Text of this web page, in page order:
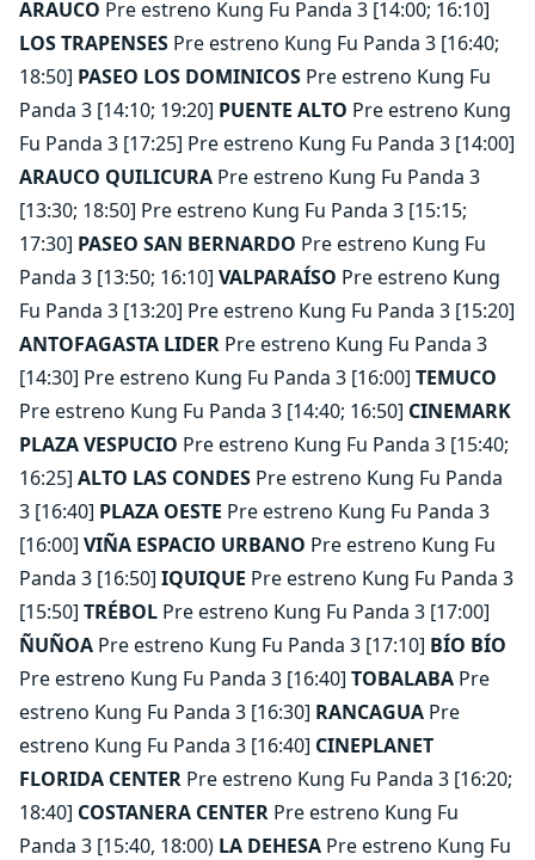
ARAUCO Pre estreno Kung Fu Panda 3 [14:00; 16:10]
LOS TRAPENSES Pre estreno Kung Fu Panda 3 [16:40;
18:50] PASEO LOS DOMINICOS Pre estreno Kung Fu
Panda 3 [14:10; 19:20] PUENTE ALTO Pre estreno Kung
Fu Panda 3 [17:25] Pre estreno Kung Fu Panda 3 [14:00]
ARAUCO QUILICURA Pre estreno Kung Fu Panda 3
[13:30; 18:50] Pre estreno Kung Fu Panda 3 [15:15;
17:30] PASEO SAN BERNARDO Pre estreno Kung Fu
Panda 3 [13:50; 16:10] VALPARAÍSO Pre estreno Kung
Fu Panda 3 [13:20] Pre estreno Kung Fu Panda 3 [15:20]
ANTOFAGASTA LIDER Pre estreno Kung Fu Panda 3
[14:30] Pre estreno Kung Fu Panda 3 [16:00] TEMUCO
Pre estreno Kung Fu Panda 3 [14:40; 16:50] CINEMARK
PLAZA VESPUCIO Pre estreno Kung Fu Panda 3 [15:40;
16:25] ALTO LAS CONDES Pre estreno Kung Fu Panda
3 [16:40] PLAZA OESTE Pre estreno Kung Fu Panda 3
[16:00] VIÑA ESPACIO URBANO Pre estreno Kung Fu
Panda 3 [16:50] IQUIQUE Pre estreno Kung Fu Panda 3
[15:50] TRÉBOL Pre estreno Kung Fu Panda 3 [17:00]
ÑUÑOA Pre estreno Kung Fu Panda 3 [17:10] BÍO BÍO
Pre estreno Kung Fu Panda 3 [16:40] TOBALABA Pre
estreno Kung Fu Panda 3 [16:30] RANCAGUA Pre
estreno Kung Fu Panda 3 [16:40] CINEPLANET
FLORIDA CENTER Pre estreno Kung Fu Panda 3 [16:20;
18:40] COSTANERA CENTER Pre estreno Kung Fu
Panda 3 [15:40, 18:00) LA DEHESA Pre estreno Kung Fu